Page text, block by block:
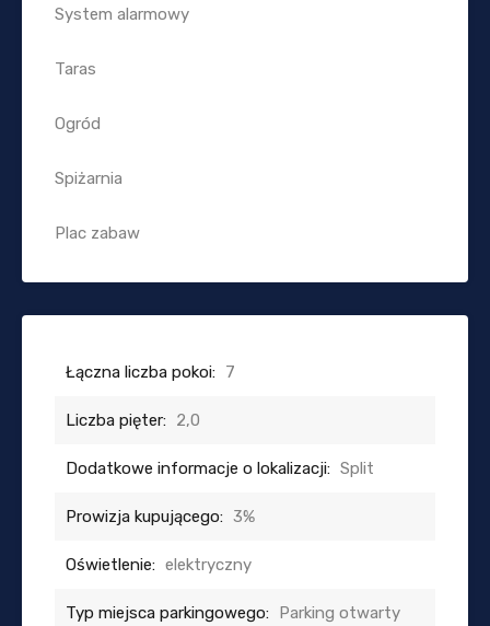
System alarmowy
Taras
Ogród
Spiżarnia
Plac zabaw
Łączna liczba pokoi: 7
Liczba pięter: 2,0
Dodatkowe informacje o lokalizacji: Split
Prowizja kupującego: 3%
Oświetlenie: elektryczny
Typ miejsca parkingowego: Parking otwarty